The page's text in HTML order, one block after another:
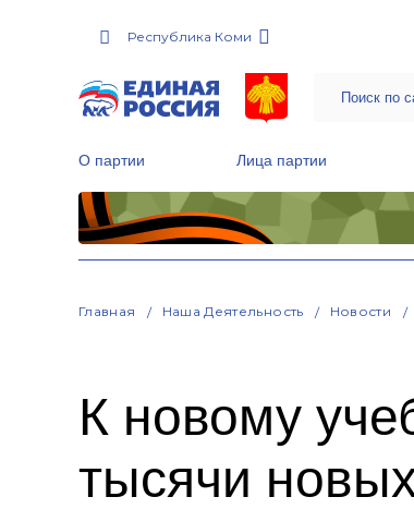
Республика Коми
О партии Лица партии
Главная Наша Деятельность Новости
К новому
тысячи